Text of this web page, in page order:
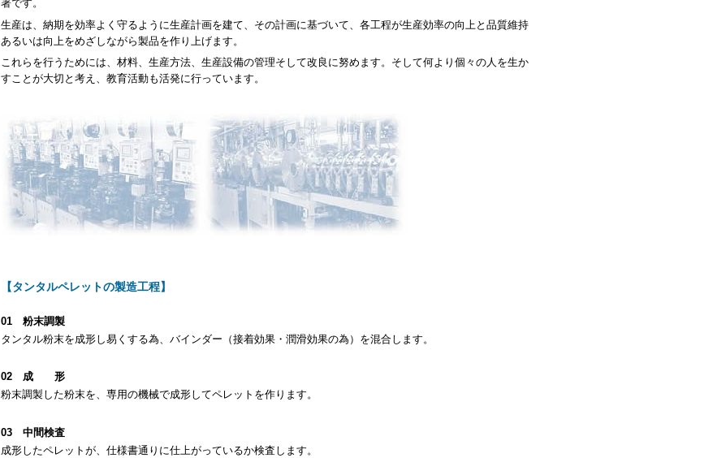
署です。
生産は、納期を効率よく守るように生産計画を建て、その計画に基づいて、各工程が生産効率の向上と品質維持
あるいは向上をめざしながら製品を作り上げます。
これらを行うためには、材料、生産方法、生産設備の管理そして改良に努めます。そして何より個々の人を生か
すことが大切と考え、教育活動も活発に行っています。
【タンタルペレットの製造工程】
01 粉末調製
タンタル粉末を成形し易くする為、バインダー（接着効果・潤滑効果の為）を混合します。
02 成 形
粉末調製した粉末を、専用の機械で成形してペレットを作ります。
03 中間検査
成形したペレットが、仕様書通りに仕上がっているか検査します。